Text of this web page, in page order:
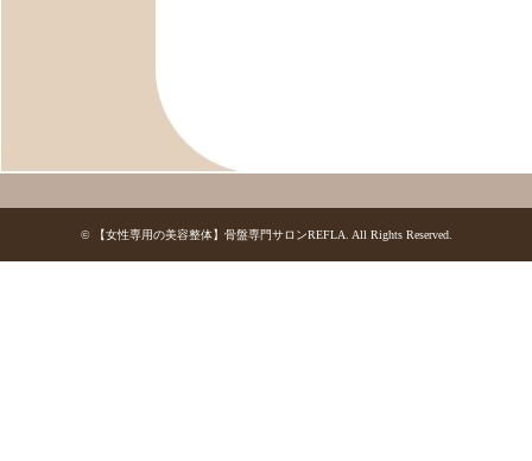
© 【女性専用の美容整体】骨盤専門サロンREFLA. All Rights Reserved.